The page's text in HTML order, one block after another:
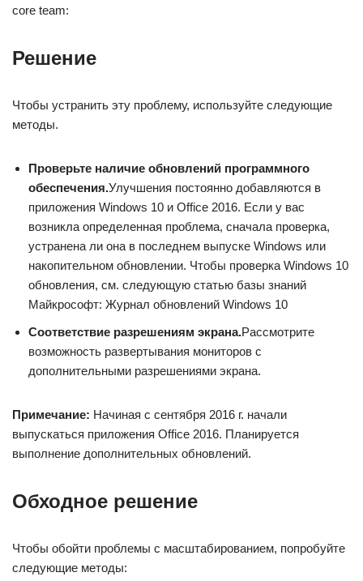
core team:
Решение
Чтобы устранить эту проблему, используйте следующие
методы.
Проверьте наличие обновлений программного
обеспечения.Улучшения постоянно добавляются в
приложения Windows 10 и Office 2016. Если у вас
возникла определенная проблема, сначала проверка,
устранена ли она в последнем выпуске Windows или
накопительном обновлении. Чтобы проверка Windows 10
обновления, см. следующую статью базы знаний
Майкрософт: Журнал обновлений Windows 10
Соответствие разрешениям экрана.Рассмотрите
возможность развертывания мониторов с
дополнительными разрешениями экрана.
Примечание: Начиная с сентября 2016 г. начали
выпускаться приложения Office 2016. Планируется
выполнение дополнительных обновлений.
Обходное решение
Чтобы обойти проблемы с масштабированием, попробуйте
следующие методы: